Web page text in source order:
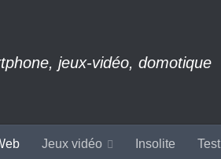
jeux-vidéo, domotique
Jeux vidéo Insolite Test